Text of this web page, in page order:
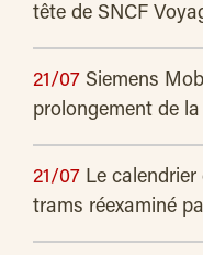
tête de SNCF
21/07 Siemens
prolongement de
21/07 Le calendrier
trams réexaminé